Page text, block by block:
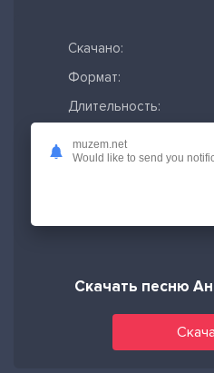
Скачано:
Формат:
Длительность:
Качество mp3:
Скачать песню
muzem.net
Would like to send you